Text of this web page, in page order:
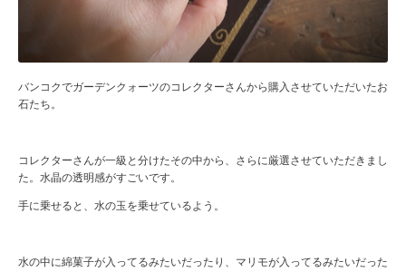
バンコクでガーデンクォーツのコレクターさんから購入させていただいたお
石たち。
コレクターさんが一級と分けたその中から、さらに厳選させていただきまし
た。水晶の透明感がすごいです。
手に乗せると、水の玉を乗せているよう。
水の中に綿菓子が入ってるみたいだったり、マリモが入ってるみたいだった